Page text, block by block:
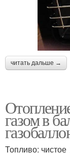
читать дальше →
газом в
Топливо: чистое